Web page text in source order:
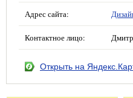
Адрес сайта:
Контактное лицо:
Открыть на